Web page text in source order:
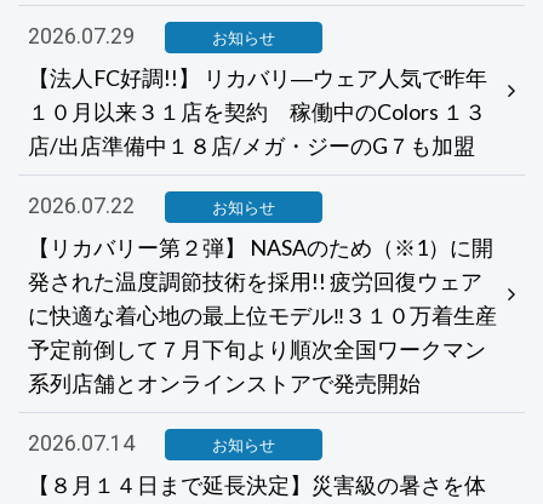
2026.07.29 お知らせ
【法人FC好調!!】 リカバリ―ウェア人気で昨年
１０月以来３１店を契約 稼働中のColors １３
店/出店準備中１８店/メガ・ジーのG７も加盟
2026.07.22 お知らせ
【リカバリー第２弾】 NASAのため（※1）に開
発された温度調節技術を採用!! 疲労回復ウェア
に快適な着心地の最上位モデル‼３１０万着生産
予定前倒して７月下旬より順次全国ワークマン
系列店舗とオンラインストアで発売開始
2026.07.14 お知らせ
【８月１４日まで延長決定】災害級の暑さを体